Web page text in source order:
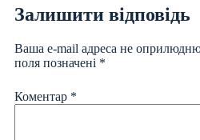
Залишити відповідь
Ваша e-mail адреса не
поля позначені *
Коментар *